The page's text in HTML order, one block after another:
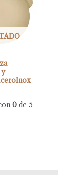
y
0 de 5